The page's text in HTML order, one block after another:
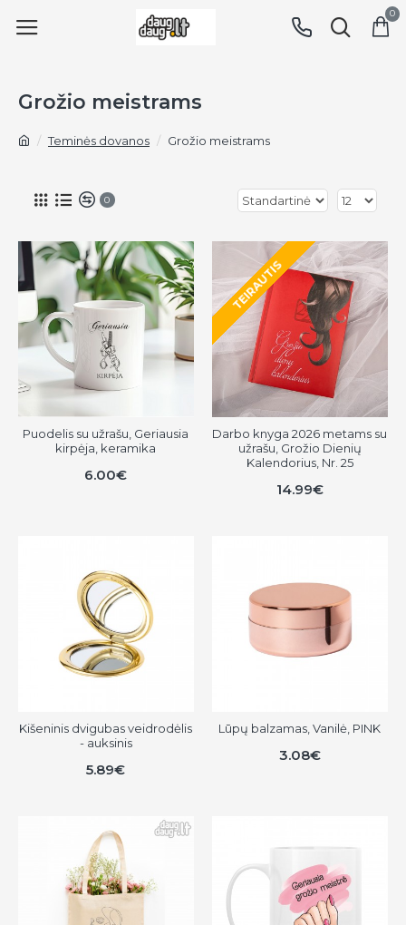
0
Teminės dovanos Grožio meistrams
Grožio meistrams
0
Puodelis su užrašu, Geriausia
kirpėja, keramika
6.00€
TEIRAUTIS
Darbo knyga 2026 metams su
užrašu, Grožio Dienių
Kalendorius, Nr. 25
14.99€
Kišeninis dvigubas veidrodėlis
- auksinis
5.89€
Lūpų balzamas, Vanilė, PINK
3.08€